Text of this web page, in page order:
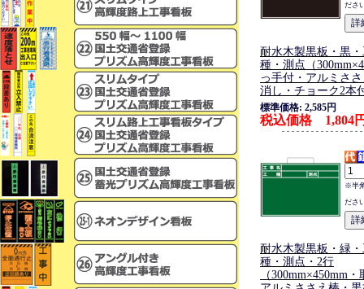
ださ
耐水木製黒板・黒
種・測点（
っ手付・アルミさ
消し・チョーク2本
標準価格: 2,585円
税込価格 1,804
※半
ださ
耐水木製黒板・緑
種・測点・2行
（300mm×450mm